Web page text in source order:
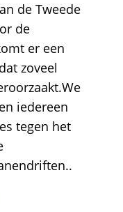
de Tweede
de
er een
zoveel
iedereen
tegen het